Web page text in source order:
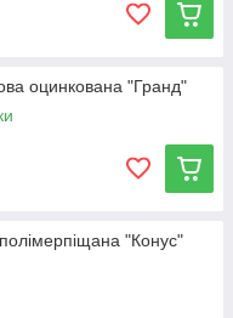
оцинкована "Гранд"
"Конус"